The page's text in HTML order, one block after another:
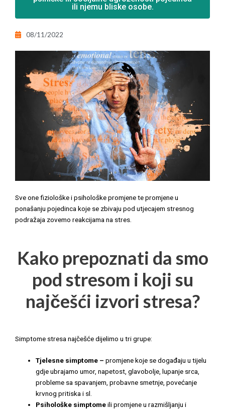
ili njemu bliske osobe.
08/11/2022
Sve one fiziološke i psihološke promjene te promjene u
ponašanju pojedinca koje se zbivaju pod utjecajem stresnog
podražaja zovemo reakcijama na stres.
Kako prepoznati da smo
pod stresom i koji su
najčešći izvori stresa?
Simptome stresa najčešće dijelimo u tri grupe:
Tjelesne simptome – promjene koje se događaju u tijelu
gdje ubrajamo umor, napetost, glavobolje, lupanje srca,
probleme sa spavanjem, probavne smetnje, povećanje
krvnog pritiska i sl.
Psihološke simptomeili promjene u razmišljanju i